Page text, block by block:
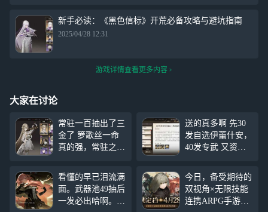
新手必读：《黑色信标》开荒必备攻略与避坑指南
2025/04/28 12:31
游戏详情查看更多内容
大家在讨论
常驻一百抽出了三
金了 箩歌丝一命
真的强，常驻之光
手了 直接等5.14更
新（超级补偿
爽!）
送的真多啊 先30
发自选伊蕾什安，
40发专武 又资源
10发专武 武器50
保底又不歪就是爽
但怎么限定40发还
不来...
看懂的早已泪流满
面。武器池49抽后
一发必出哈啊。角
今日，备受期待的
双视角×无限技能
连携ARPG手游